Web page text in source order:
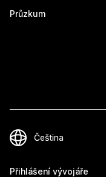
Průzkum
Přihlášení vývojáře